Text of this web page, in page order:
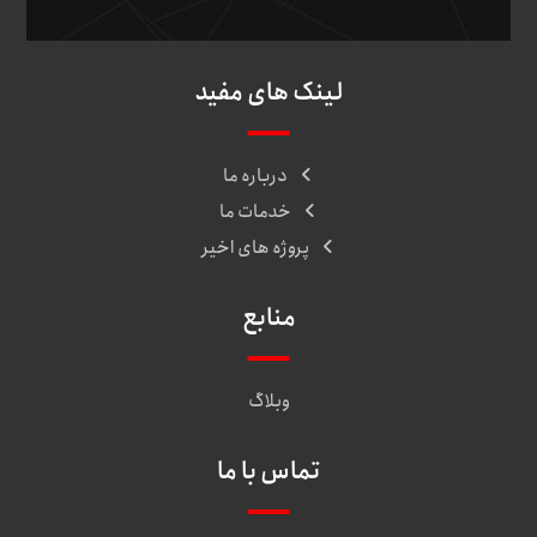
لینک های مفید
درباره ما
خدمات ما
پروژه های اخیر
منابع
وبلاگ
تماس با ما